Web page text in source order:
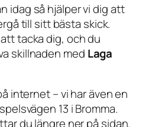
idag så hjälper vi dig att
till sitt bästa skick.
tacka dig, och du
skillnaden med Laga
internet – vi har även en
13 i Bromma.
du längre ner på sidan.